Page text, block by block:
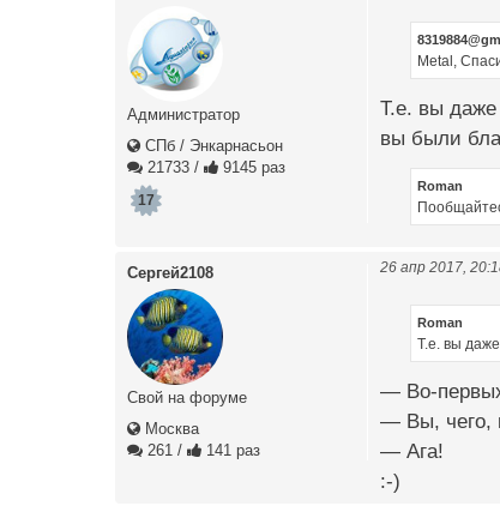
Администратор
СПб / Энкарнасьон
21733 / 9145 раз
17
Metal,
Т.е. вы даже
вы были
Roman
Сергей2108
Свой на форуме
Москва
261 / 141 раз
26 апр 2017,
Roman
Т.е. вы
— Во-
— Вы, чего,
— Ага!
:-)